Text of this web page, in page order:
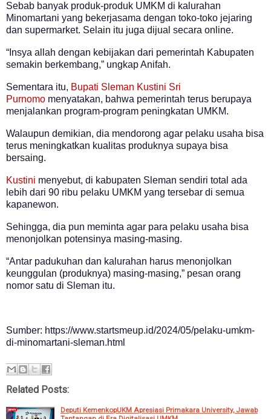
Sebab banyak produk-produk UMKM di kalurahan
Minomartani yang bekerjasama dengan toko-toko jejaring
dan supermarket. Selain itu juga dijual secara online.
“Insya allah dengan kebijakan dari pemerintah Kabupaten
semakin berkembang,” ungkap Anifah.
Sementara itu, Bupati Sleman Kustini Sri
Purnomo menyatakan, bahwa pemerintah terus berupaya
menjalankan program-program peningkatan UMKM.
Walaupun demikian, dia mendorong agar pelaku usaha bisa
terus meningkatkan kualitas produknya supaya bisa
bersaing.
Kustini menyebut, di kabupaten Sleman sendiri total ada
lebih dari 90 ribu pelaku UMKM yang tersebar di semua
kapanewon.
Sehingga, dia pun meminta agar para pelaku usaha bisa
menonjolkan potensinya masing-masing.
“Antar padukuhan dan kalurahan harus menonjolkan
keunggulan (produknya) masing-masing,” pesan orang
nomor satu di Sleman itu.
Sumber: https://www.startsmeup.id/2024/05/pelaku-umkm-
di-minomartani-sleman.html
Related Posts:
Deputi KemenkopUKM Apresiasi Primakara University, Jawab